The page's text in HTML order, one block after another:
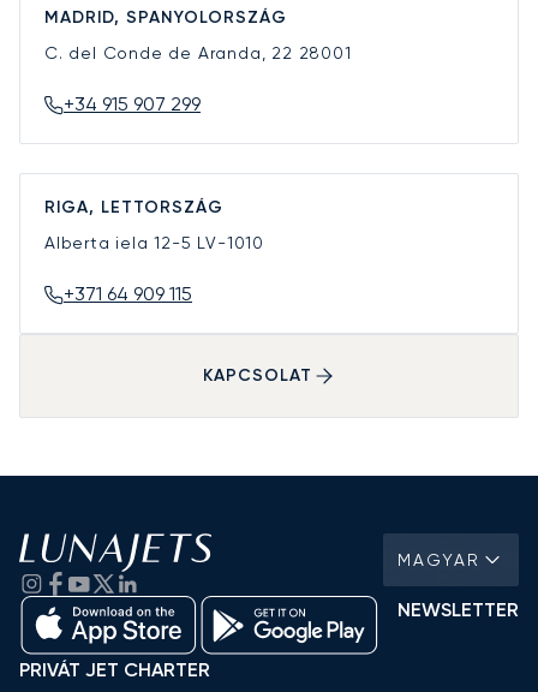
MADRID, SPANYOLORSZÁG
C. del Conde de Aranda, 22 28001
+34 915 907 299
RIGA, LETTORSZÁG
Alberta iela 12-5 LV-1010
+371 64 909 115
KAPCSOLAT
MAGYAR
NEWSLETTER
PRIVÁT JET CHARTER